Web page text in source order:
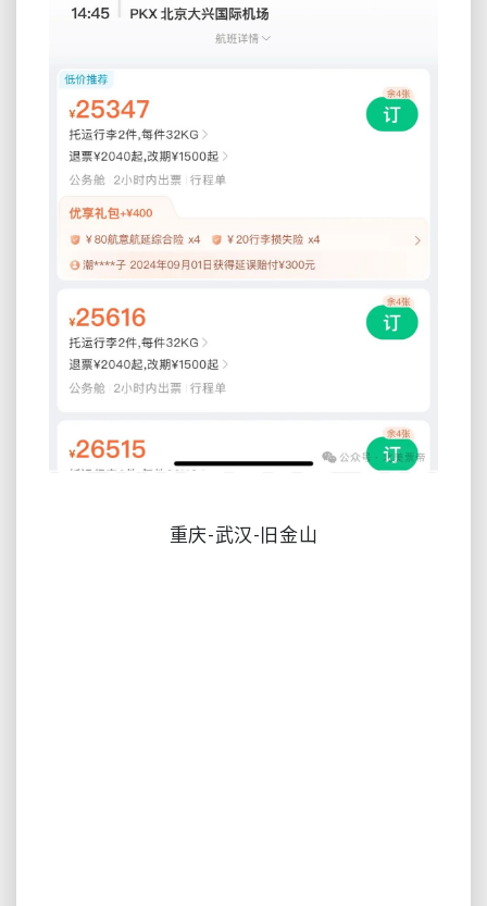
重庆-武汉-旧金山